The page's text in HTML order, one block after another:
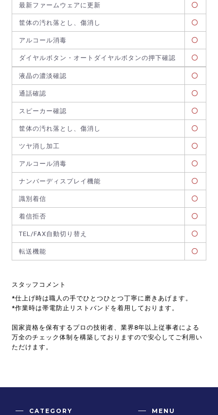
最新ファームウェアに更新
筐体の汚れ落とし、傷消し
アルコール消毒
ダイヤルボタン・オートダイヤルボタンの押下確認
液晶の濃淡確認
通話確認
スピーカー確認
筐体の汚れ落とし、傷消し
ツヤ消し加工
アルコール消毒
ナンバーディスプレイ機能
識別着信
着信拒否
TEL/FAX自動切り替え
転送機能
スタッフコメント
*仕上げ時は職人の手でひとつひとつ丁寧に磨きあげます。
*作業時は帯電防止リストバンドを着用しております。
国家資格を保有するプロの技術者、業界8年以上従事者による
万全のチェック体制を構築しておりますので安心してご利用い
ただけます。
CATEGORY MENU